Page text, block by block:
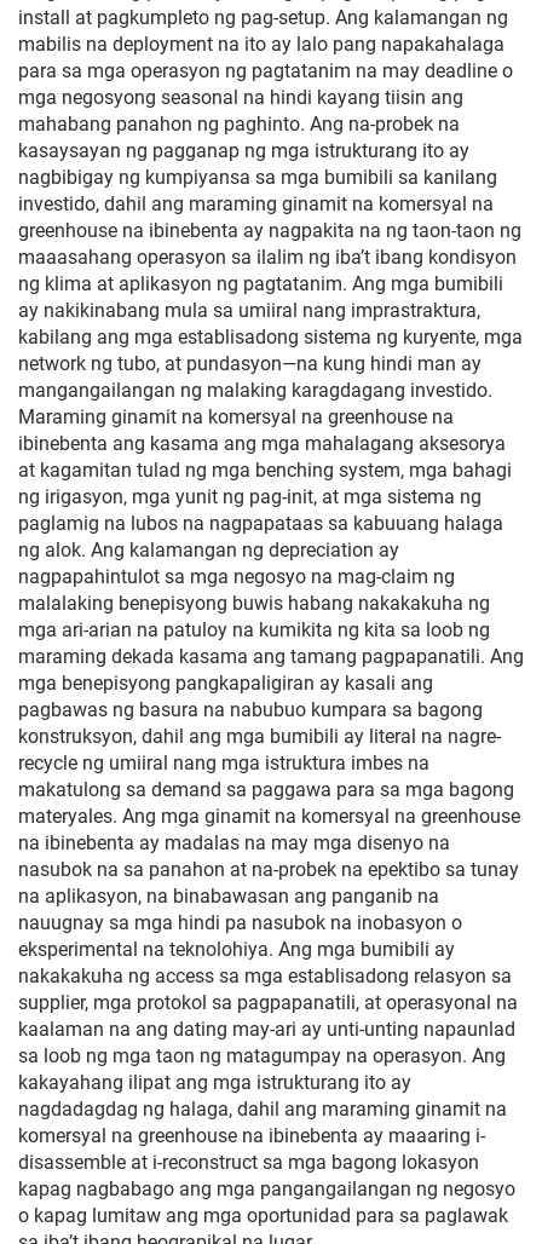
install at pagkumpleto ng pag-setup. Ang kalamangan ng
mabilis na deployment na ito ay lalo pang napakahalaga
para sa mga operasyon ng pagtatanim na may deadline o
mga negosyong seasonal na hindi kayang tiisin ang
mahabang panahon ng paghinto. Ang na-probek na
kasaysayan ng pagganap ng mga istrukturang ito ay
nagbibigay ng kumpiyansa sa mga bumibili sa kanilang
investido, dahil ang maraming ginamit na komersyal na
greenhouse na ibinebenta ay nagpakita na ng taon-taon ng
maaasahang operasyon sa ilalim ng iba’t ibang kondisyon
ng klima at aplikasyon ng pagtatanim. Ang mga bumibili
ay nakikinabang mula sa umiiral nang imprastraktura,
kabilang ang mga establisadong sistema ng kuryente, mga
network ng tubo, at pundasyon—na kung hindi man ay
mangangailangan ng malaking karagdagang investido.
Maraming ginamit na komersyal na greenhouse na
ibinebenta ang kasama ang mga mahalagang aksesorya
at kagamitan tulad ng mga benching system, mga bahagi
ng irigasyon, mga yunit ng pag-init, at mga sistema ng
paglamig na lubos na nagpapataas sa kabuuang halaga
ng alok. Ang kalamangan ng depreciation ay
nagpapahintulot sa mga negosyo na mag-claim ng
malalaking benepisyong buwis habang nakakakuha ng
mga ari-arian na patuloy na kumikita ng kita sa loob ng
maraming dekada kasama ang tamang pagpapanatili. Ang
mga benepisyong pangkapaligiran ay kasali ang
pagbawas ng basura na nabubuo kumpara sa bagong
konstruksyon, dahil ang mga bumibili ay literal na nagre-
recycle ng umiiral nang mga istruktura imbes na
makatulong sa demand sa paggawa para sa mga bagong
materyales. Ang mga ginamit na komersyal na greenhouse
na ibinebenta ay madalas na may mga disenyo na
nasubok na sa panahon at na-probek na epektibo sa tunay
na aplikasyon, na binabawasan ang panganib na
nauugnay sa mga hindi pa nasubok na inobasyon o
eksperimental na teknolohiya. Ang mga bumibili ay
nakakakuha ng access sa mga establisadong relasyon sa
supplier, mga protokol sa pagpapanatili, at operasyonal na
kaalaman na ang dating may-ari ay unti-unting napaunlad
sa loob ng mga taon ng matagumpay na operasyon. Ang
kakayahang ilipat ang mga istrukturang ito ay
nagdadagdag ng halaga, dahil ang maraming ginamit na
komersyal na greenhouse na ibinebenta ay maaaring i-
disassemble at i-reconstruct sa mga bagong lokasyon
kapag nagbabago ang mga pangangailangan ng negosyo
o kapag lumitaw ang mga oportunidad para sa paglawak